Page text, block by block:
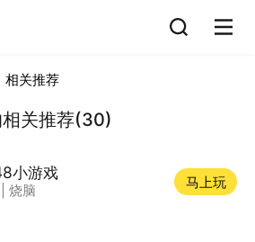
相关推荐
关推荐(30)
小游戏
烧脑
马上玩